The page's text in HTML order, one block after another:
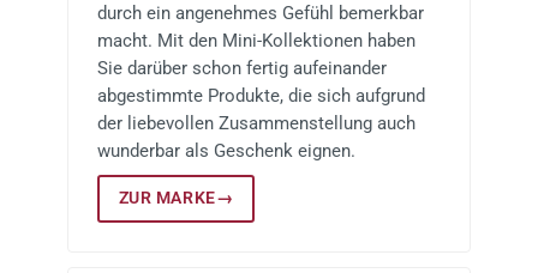
durch ein angenehmes Gefühl bemerkbar
macht. Mit den Mini-Kollektionen haben
Sie darüber schon fertig aufeinander
abgestimmte Produkte, die sich aufgrund
der liebevollen Zusammenstellung auch
wunderbar als Geschenk eignen.
ZUR MARKE→